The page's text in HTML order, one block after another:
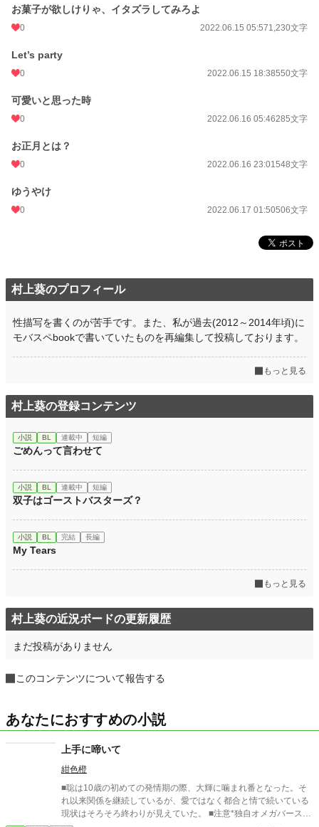
お菓子が欲しけりゃ、イタズラしてみろよ
0 2022.06.15 05:571,230文字
Let’s party
0 2022.06.15 18:38550文字
可愛いと思った時
0 2022.06.16 05:46285文字
お正月とは？
0 2022.06.16 23:01548文字
ゆうやけ
0 2022.06.17 01:50506文字
村上葵のプロフィール
性描写を書くのが苦手です。また、私が過去(2012～2014年頃)に
モバスペbookで書いていたものを再編集して投稿しております。
もっと見る
村上葵の登録コンテンツ
小説 BL 連載中 短編
ごめんって言わせて
小説 BL 連載中 短編
双子はゴーストバスターズ？
小説 BL 完結 長編
My Tears
もっと見る
村上葵の近況ボードの更新履歴
まだ投稿がありません
このコンテンツについて報告する
あなたにおすすめの小説
上手に啼いて
紺色橙
■聡は10歳の初めての発情期の際、大輝に噛まれ番となった。そ
れ以来関係を継続しているが、愛ではなく都合と情で続いている
現状はそろそろ終わりが見えていた。 ■注意*独自オメガバース設